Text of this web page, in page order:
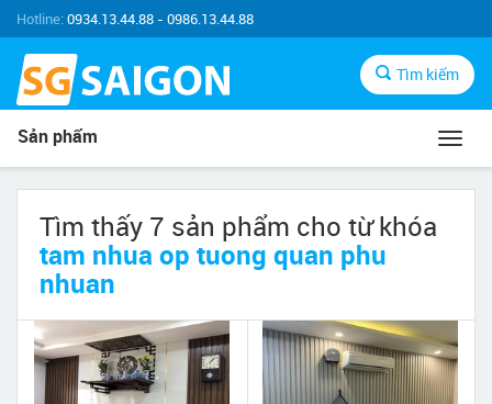
Hotline:0934.13.44.88 - 0986.13.44.88
Tìm kiếm
Sản phẩm
Tìm thấy 7 sản phẩm cho từ khóa
tam nhua op tuong quan phu
nhuan